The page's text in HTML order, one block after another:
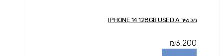
מכשיר IPHONE 14 128GB USED A
₪3,200